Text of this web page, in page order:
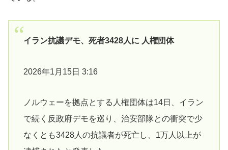
イラン抗議デモ、死者3428人に 人権団体
2026年1月15日 3:16
ノルウェーを拠点とする人権団体は14日、イラン
で続く反政府デモを巡り、治安部隊との衝突で少
なくとも3428人の抗議者が死亡し、1万人以上が